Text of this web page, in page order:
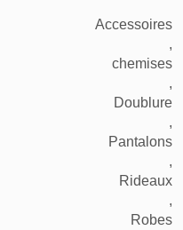
Accessoires
,
chemises
,
Doublure
,
Pantalons
,
Rideaux
,
Robes